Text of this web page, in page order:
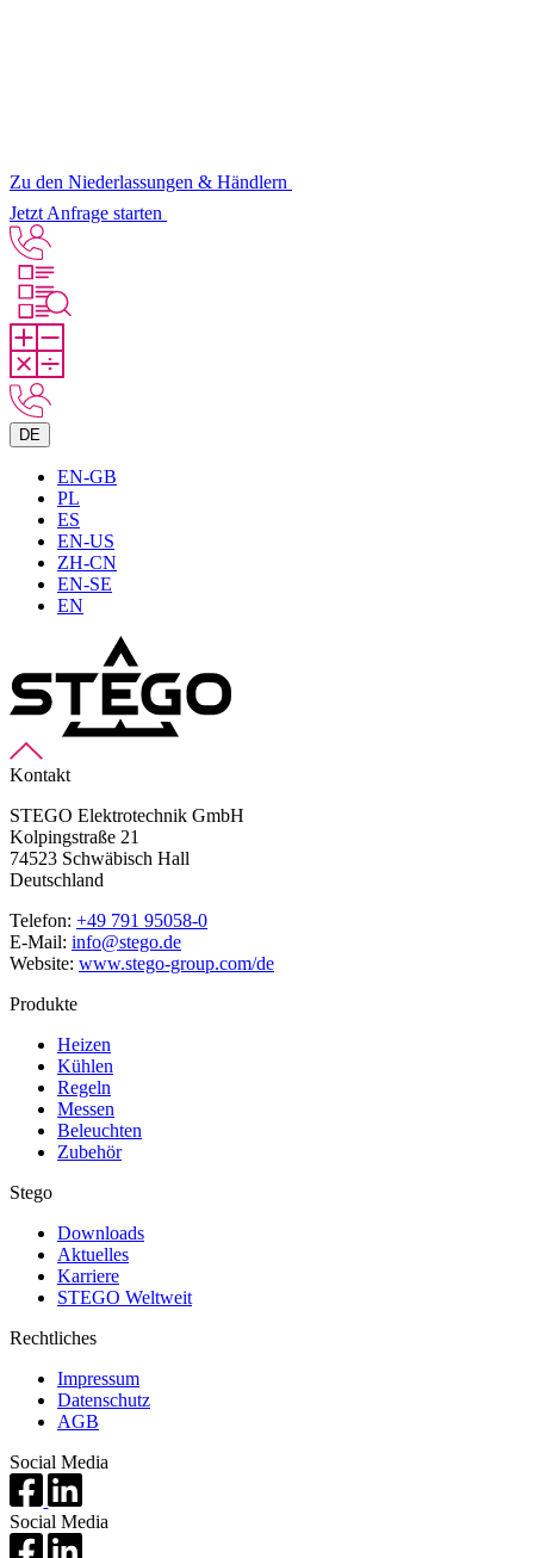
Zu den Niederlassungen & Händlern
Jetzt Anfrage starten
DE
EN-GB
PL
ES
EN-US
ZH-CN
EN-SE
EN
Kontakt
STEGO Elektrotechnik GmbH
Kolpingstraße 21
74523 Schwäbisch Hall
Deutschland
Telefon: +49 791 95058-0
E-Mail: info@stego.de
Website: www.stego-group.com/de
Produkte
Heizen
Kühlen
Regeln
Messen
Beleuchten
Zubehör
Stego
Downloads
Aktuelles
Karriere
STEGO Weltweit
Rechtliches
Impressum
Datenschutz
AGB
Social Media
Social Media